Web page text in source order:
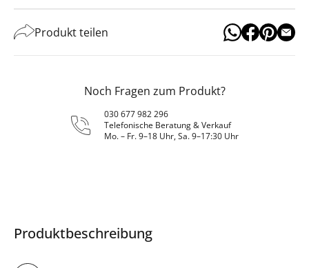
Produkt teilen
Noch Fragen zum Produkt?
030 677 982 296
Telefonische Beratung & Verkauf
Mo. – Fr. 9–18 Uhr, Sa. 9–17:30 Uhr
Produktbeschreibung